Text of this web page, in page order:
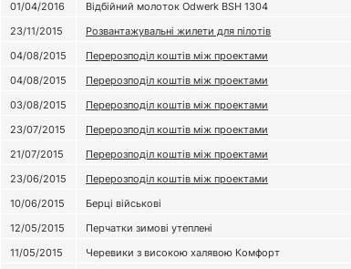
01/04/2016
Відбійний молоток Odwerk BSH 1304
23/11/2015
Розвантажувальні жилети для пілотів
04/08/2015
Перерозподіл коштів між проектами
04/08/2015
Перерозподіл коштів між проектами
03/08/2015
Перерозподіл коштів між проектами
23/07/2015
Перерозподіл коштів між проектами
21/07/2015
Перерозподіл коштів між проектами
23/06/2015
Перерозподіл коштів між проектами
10/06/2015
Берці військові
12/05/2015
Перчатки зимові утеплені
11/05/2015
Черевики з високою халявою Комфорт